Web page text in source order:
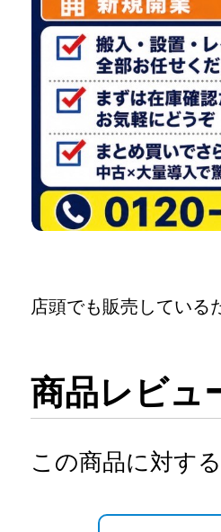
店頭でも販売している
商品レビュ
この商品に対す